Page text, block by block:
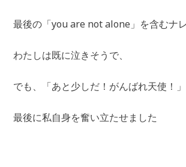
最後の「you are not alone」を含むナレ
わたしは既に泣きそうで、
でも、「あと少しだ！がんばれ天使！
最後に私自身を奮い立たせました